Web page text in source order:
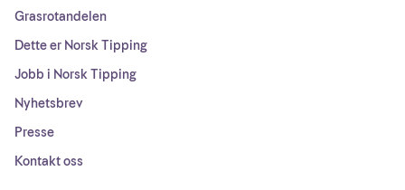
Grasrotandelen
Dette er Norsk Tipping
Jobb i Norsk Tipping
Nyhetsbrev
Presse
Kontakt oss